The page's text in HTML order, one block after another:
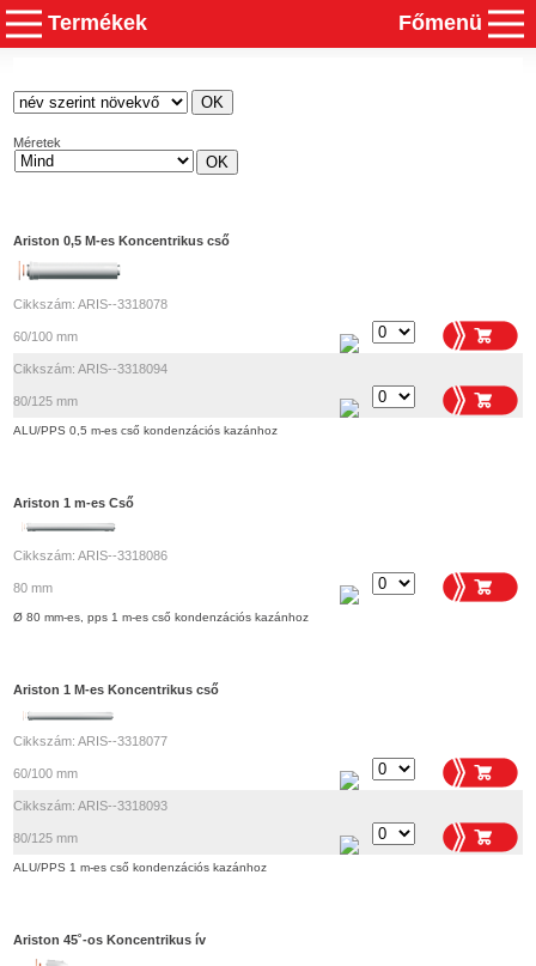
Termékek Főmenü
Méretek
Ariston 0,5 M-es Koncentrikus cső
Cikkszám: ARIS--3318078
60/100 mm
Cikkszám: ARIS--3318094
80/125 mm
ALU/PPS 0,5 m-es cső kondenzációs kazánhoz
Ariston 1 m-es Cső
Cikkszám: ARIS--3318086
80 mm
Ø 80 mm-es, pps 1 m-es cső kondenzációs kazánhoz
Ariston 1 M-es Koncentrikus cső
Cikkszám: ARIS--3318077
60/100 mm
Cikkszám: ARIS--3318093
80/125 mm
ALU/PPS 1 m-es cső kondenzációs kazánhoz
Ariston 45˚-os Koncentrikus ív